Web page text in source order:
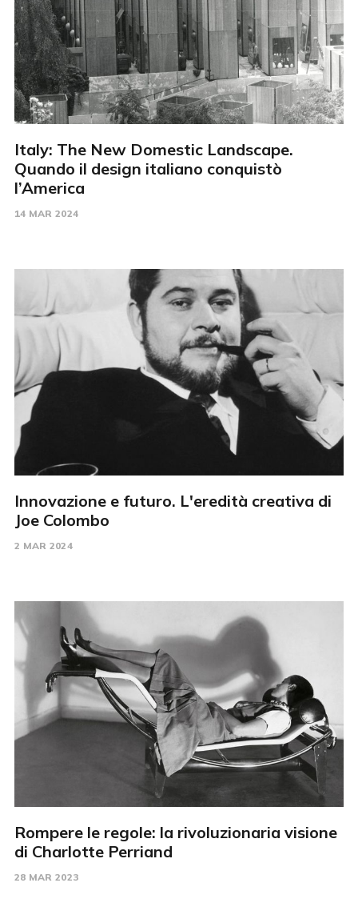
Italy: The New Domestic Landscape.
Quando il design italiano conquistò
l’America
14 MAR 2024
Innovazione e futuro. L'eredità creativa di
Joe Colombo
2 MAR 2024
Rompere le regole: la rivoluzionaria visione
di Charlotte Perriand
28 MAR 2023